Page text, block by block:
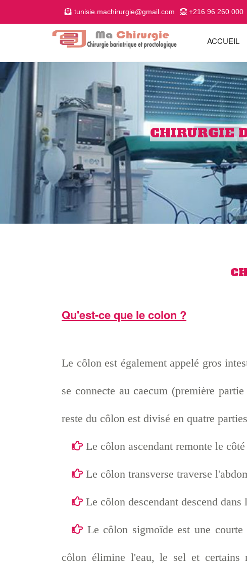
tunisie.machirurgie@gmail.com +216 96 260 000
ACCUEIL
CHIRURGIE
Qu'est-ce que le colon ?
Le côlon est également appelé gros
se connecte au caecum (première
reste du côlon est divisé en quatre
Le côlon ascendant remonte le
Le côlon transverse traverse
Le côlon descendant descend dans
Le côlon sigmoïde est une
côlon élimine l'eau, le sel et certains